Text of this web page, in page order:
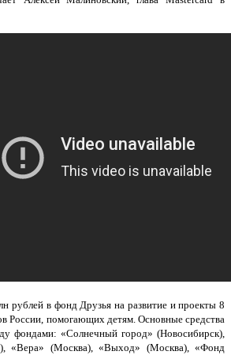
рублей в фонд Друзья на развитие и проекты 8
России, помогающих детям. Основные средства
фондами: «Солнечный город» (Новосибирск),
«Вера» (Москва), «Выход» (Москва), «Фонд